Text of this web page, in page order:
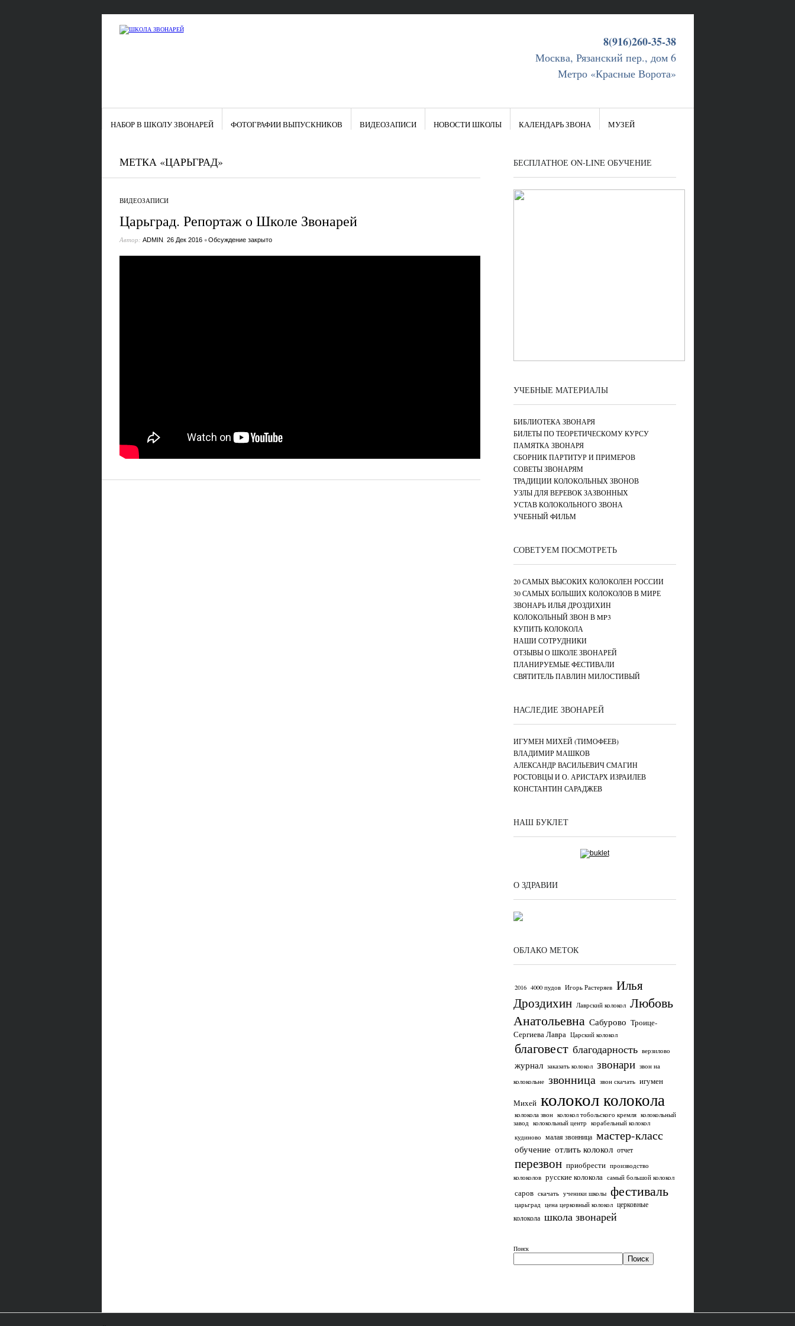
8(916)260-35-38
Москва, Рязанский пер., дом 6
Метро «Красные Ворота»
НАБОР В ШКОЛУ ЗВОНАРЕЙ ФОТОГРАФИИ ВЫПУСКНИКОВ ВИДЕОЗАПИСИ НОВОСТИ ШКОЛЫ КАЛЕНДАРЬ ЗВОНА МУЗЕЙ
МЕТКА «ЦАРЬГРАД»
ВИДЕОЗАПИСИ
Царьград. Репортаж о Школе Звонарей
Автор: ADMIN, 26 Дек 2016 •Обсуждение закрыто
БЕСПЛАТНОЕ ON-LINE ОБУЧЕНИЕ
УЧЕБНЫЕ МАТЕРИАЛЫ
БИБЛИОТЕКА ЗВОНАРЯ
БИЛЕТЫ ПО ТЕОРЕТИЧЕСКОМУ КУРСУ
ПАМЯТКА ЗВОНАРЯ
СБОРНИК ПАРТИТУР И ПРИМЕРОВ
СОВЕТЫ ЗВОНАРЯМ
ТРАДИЦИИ КОЛОКОЛЬНЫХ ЗВОНОВ
УЗЛЫ ДЛЯ ВЕРЕВОК ЗАЗВОННЫХ
УСТАВ КОЛОКОЛЬНОГО ЗВОНА
УЧЕБНЫЙ ФИЛЬМ
СОВЕТУЕМ ПОСМОТРЕТЬ
20 САМЫХ ВЫСОКИХ КОЛОКОЛЕН РОССИИ
30 САМЫХ БОЛЬШИХ КОЛОКОЛОВ В МИРЕ
ЗВОНАРЬ ИЛЬЯ ДРОЗДИХИН
КОЛОКОЛЬНЫЙ ЗВОН В MP3
КУПИТЬ КОЛОКОЛА
НАШИ СОТРУДНИКИ
ОТЗЫВЫ О ШКОЛЕ ЗВОНАРЕЙ
ПЛАНИРУЕМЫЕ ФЕСТИВАЛИ
СВЯТИТЕЛЬ ПАВЛИН МИЛОСТИВЫЙ
НАСЛЕДИЕ ЗВОНАРЕЙ
ИГУМЕН МИХЕЙ (ТИМОФЕЕВ)
ВЛАДИМИР МАШКОВ
АЛЕКСАНДР ВАСИЛЬЕВИЧ СМАГИН
РОСТОВЦЫ И О. АРИСТАРХ ИЗРАИЛЕВ
КОНСТАНТИН САРАДЖЕВ
НАШ БУКЛЕТ
О ЗДРАВИИ
ОБЛАКО МЕТОК
2016 4000 пудов Игорь Растеряев Илья
Дроздихин Лаврский колокол Любовь
Анатольевна Сабурово Троице-
Сергиева Лавра Царский колокол
благовест благодарность верзилово
журнал заказать колокол звонари звон на
колокольне звонница звон скачать игумен
Михей колокол колокола
колокола звон колокол тобольского кремля колокольный
завод колокольный центр корабельный колокол
кудиново малая звонница мастер-класс
обучение отлить колокол отчет
перезвон приобрести производство
колоколов русские колокола самый большой колокол
саров скачать ученики школы фестиваль
царьград цена церковный колокол церковные
колокола школа звонарей
Поиск
Поиск